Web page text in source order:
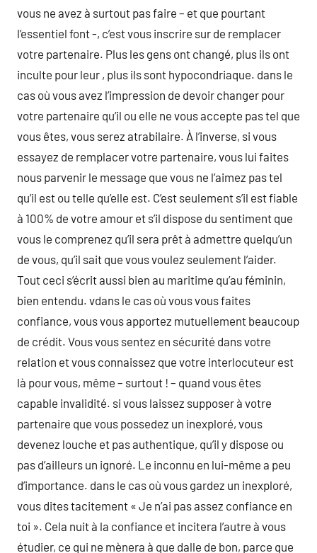
vous ne avez à surtout pas faire – et que pourtant
l’essentiel font -, c’est vous inscrire sur de remplacer
votre partenaire. Plus les gens ont changé, plus ils ont
inculte pour leur , plus ils sont hypocondriaque. dans le
cas où vous avez l’impression de devoir changer pour
votre partenaire qu’il ou elle ne vous accepte pas tel que
vous êtes, vous serez atrabilaire. À l’inverse, si vous
essayez de remplacer votre partenaire, vous lui faites
nous parvenir le message que vous ne l’aimez pas tel
qu’il est ou telle qu’elle est. C’est seulement s’il est fiable
à 100% de votre amour et s’il dispose du sentiment que
vous le comprenez qu’il sera prêt à admettre quelqu’un
de vous, qu’il sait que vous voulez seulement l’aider.
Tout ceci s’écrit aussi bien au maritime qu’au féminin,
bien entendu. vdans le cas où vous vous faites
confiance, vous vous apportez mutuellement beaucoup
de crédit. Vous vous sentez en sécurité dans votre
relation et vous connaissez que votre interlocuteur est
là pour vous, même – surtout ! – quand vous êtes
capable invalidité. si vous laissez supposer à votre
partenaire que vous possedez un inexploré, vous
devenez louche et pas authentique, qu’il y dispose ou
pas d’ailleurs un ignoré. Le inconnu en lui-même a peu
d’importance. dans le cas où vous gardez un inexploré,
vous dites tacitement « Je n’ai pas assez confiance en
toi ». Cela nuit à la confiance et incitera l’autre à vous
étudier, ce qui ne mènera à que dalle de bon, parce que